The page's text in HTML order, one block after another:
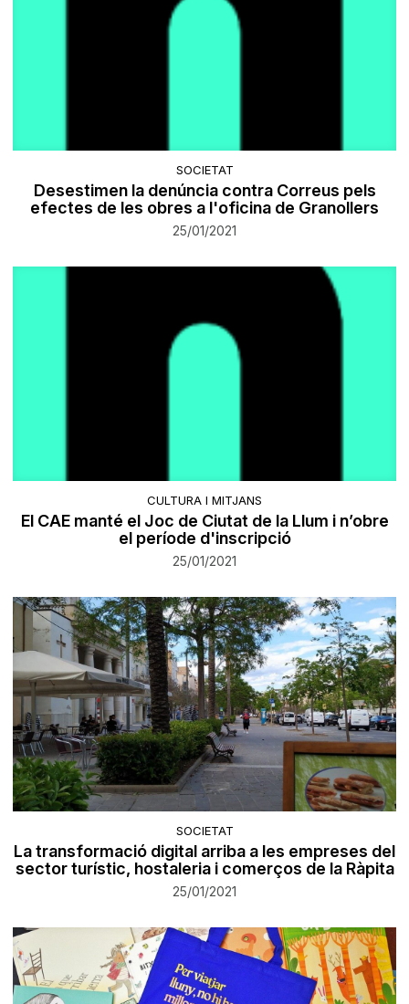
SOCIETAT
Desestimen la denúncia contra Correus pels
efectes de les obres a l'oficina de Granollers
25/01/2021
CULTURA I MITJANS
El CAE manté el Joc de Ciutat de la Llum i n’obre
el període d'inscripció
25/01/2021
SOCIETAT
La transformació digital arriba a les empreses del
sector turístic, hostaleria i comerços de la Ràpita
25/01/2021